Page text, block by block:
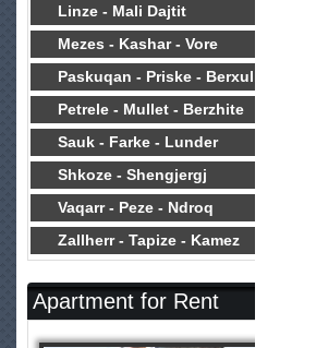
Linze - Mali Dajtit
Mezes - Kashar - Vore
Paskuqan - Priske - Berxull
Petrele - Mullet - Berzhite
Sauk - Farke - Lunder
Shkoze - Shengjergj
Vaqarr - Peze - Ndroq
Zallherr - Tapize - Kamez
Apartment for Rent